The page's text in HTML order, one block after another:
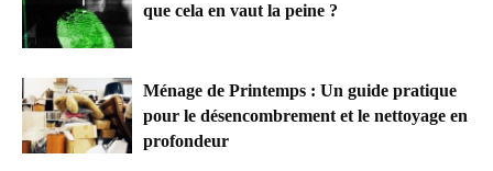
que cela en vaut la peine ?
Ménage de Printemps : Un guide pratique
pour le désencombrement et le nettoyage en
profondeur